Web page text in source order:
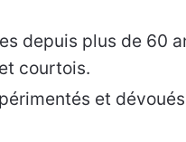
depuis plus de 60
courtois.
et